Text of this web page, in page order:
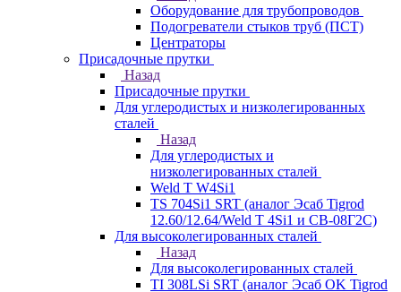
Оборудование для трубопроводов
Подогреватели стыков труб (ПСТ)
Центраторы
Присадочные прутки
Назад
Присадочные прутки
Для углеродистых и низколегированных
сталей
Назад
Для углеродистых и
низколегированных сталей
Weld T W4Si1
TS 704Si1 SRT (аналог Эсаб Tigrod
12.60/12.64/Weld T 4Si1 и СВ-08Г2С)
Для высоколегированных сталей
Назад
Для высоколегированных сталей
TI 308LSi SRT (аналог Эсаб OK Tigrod